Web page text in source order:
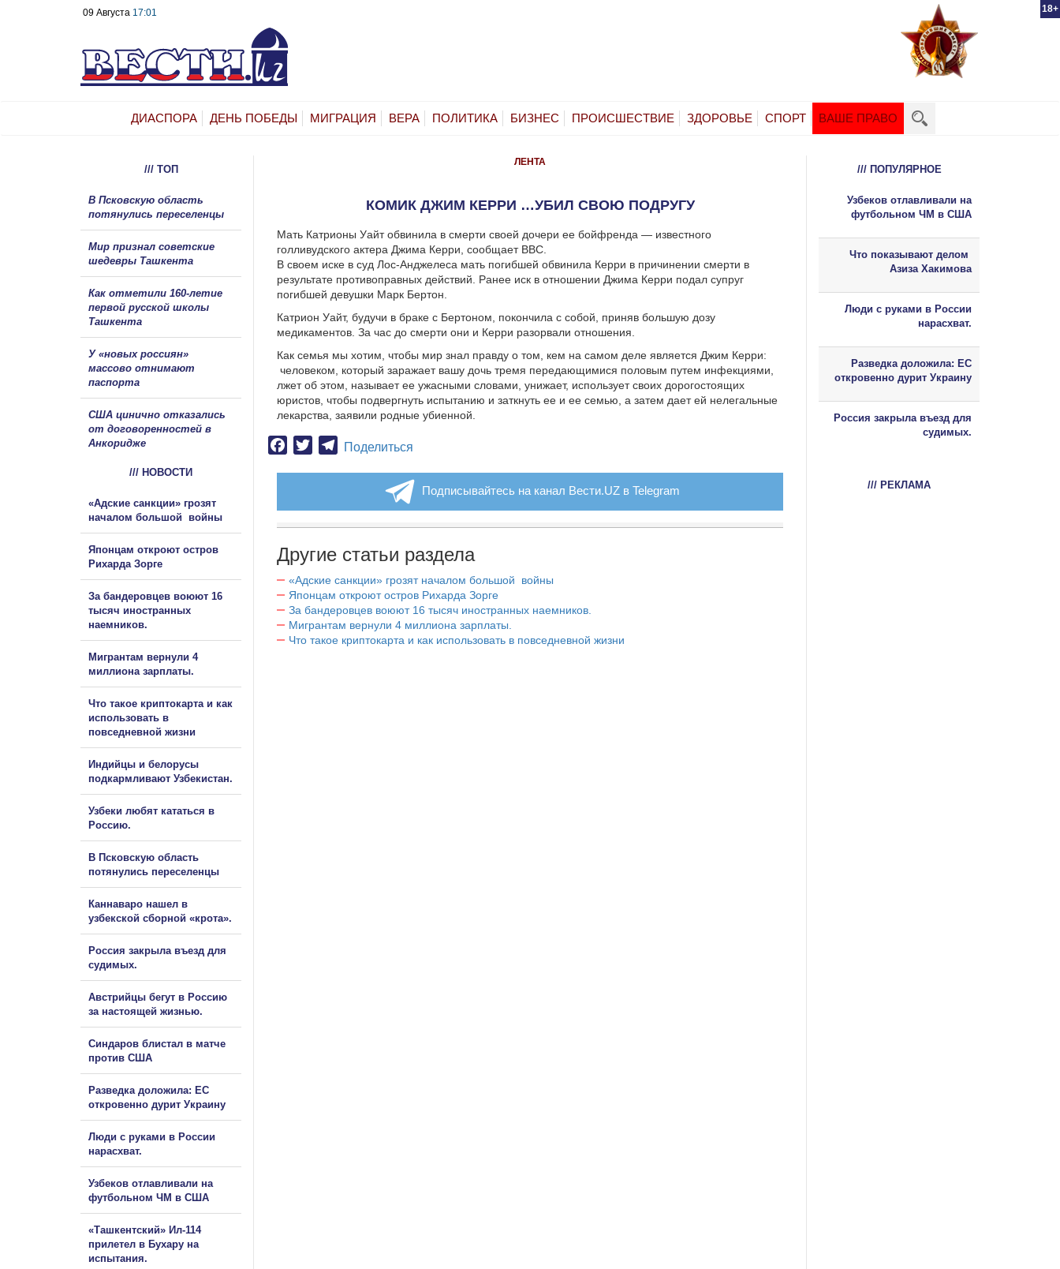
18+
09 Августа 17:01
ДИАСПОРА ДЕНЬ ПОБЕДЫ МИГРАЦИЯ ВЕРА ПОЛИТИКА БИЗНЕС ПРОИСШЕСТВИЕ ЗДОРОВЬЕ СПОРТ ВАШЕ ПРАВО
ЛЕНТА
КОМИК ДЖИМ КЕРРИ …УБИЛ СВОЮ ПОДРУГУ
Мать Катрионы Уайт обвинила в смерти своей дочери ее бойфренда — известного
голливудского актера Джима Керри, сообщает ВВС.
В своем иске в суд Лос-Анджелеса мать погибшей обвинила Керри в причинении смерти в
результате противоправных действий. Ранее иск в отношении Джима Керри подал супруг
погибшей девушки Марк Бертон.
Катрион Уайт, будучи в браке с Бертоном, покончила с собой, приняв большую дозу
медикаментов. За час до смерти они и Керри разорвали отношения.
Как семья мы хотим, чтобы мир знал правду о том, кем на самом деле является Джим Керри:
человеком, который заражает вашу дочь тремя передающимися половым путем инфекциями,
лжет об этом, называет ее ужасными словами, унижает, использует своих дорогостоящих
юристов, чтобы подвергнуть испытанию и заткнуть ее и ее семью, а затем дает ей нелегальные
лекарства, заявили родные убиенной.
Facebook
TwitterTelegram
Поделиться
Подписывайтесь на канал Вести.UZ в Telegram
Другие статьи раздела
«Адские санкции» грозят началом большой войны
Японцам откроют остров Рихарда Зорге
За бандеровцев воюют 16 тысяч иностранных наемников.
Мигрантам вернули 4 миллиона зарплаты.
Что такое криптокарта и как использовать в повседневной жизни
/// ТОП
В Псковскую область
потянулись переселенцы
Мир признал советские
шедевры Ташкента
Как отметили 160-летие
первой русской школы
Ташкента
У «новых россиян»
массово отнимают
паспорта
США цинично отказались
от договоренностей в
Анкоридже
/// НОВОСТИ
«Адские санкции» грозят
началом большой войны
Японцам откроют остров
Рихарда Зорге
За бандеровцев воюют 16
тысяч иностранных
наемников.
Мигрантам вернули 4
миллиона зарплаты.
Что такое криптокарта и как
использовать в
повседневной жизни
Индийцы и белорусы
подкармливают Узбекистан.
Узбеки любят кататься в
Россию.
В Псковскую область
потянулись переселенцы
Каннаваро нашел в
узбекской сборной «крота».
Россия закрыла въезд для
судимых.
Австрийцы бегут в Россию
за настоящей жизнью.
Синдаров блистал в матче
против США
Разведка доложила: ЕС
откровенно дурит Украину
Люди с руками в России
нарасхват.
Узбеков отлавливали на
футбольном ЧМ в США
«Ташкентский» Ил-114
прилетел в Бухару на
испытания.
/// ПОПУЛЯРНОЕ
Узбеков отлавливали на
футбольном ЧМ в США
Что показывают делом
Азиза Хакимова
Люди с руками в России
нарасхват.
Разведка доложила: ЕС
откровенно дурит Украину
Россия закрыла въезд для
судимых.
/// РЕКЛАМА